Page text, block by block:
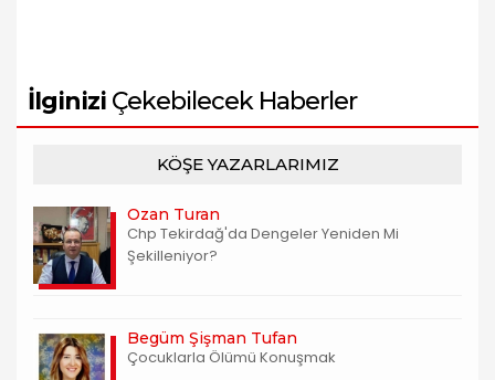
İlginizi Çekebilecek Haberler
KÖŞE YAZARLARIMIZ
Ozan Turan
Chp Tekirdağ'da Dengeler Yeniden Mi
Şekilleniyor?
Begüm Şişman Tufan
Çocuklarla Ölümü Konuşmak